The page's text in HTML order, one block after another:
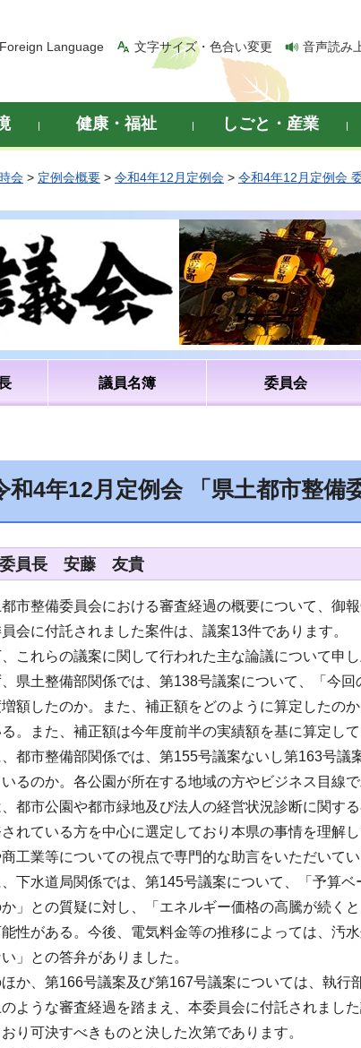
Foreign Language 文字サイズ・色合い変更 音声読み
健康・福祉 しごと・産業
会 > 定例会概要 > 令和4年12月定例会 > 令和4年12月定例会
議員名簿 委員会
和4年12月定例会 「県土都市整備
員長 安藤 友貴
市整備委員会における審査経過の概要について、御報
会に付託されました案件は、議案13件であります。
、これらの議案に関して行われた主な論議について申し
、県土整備部関係では、第138号議案について、「今
額したのか。また、補正額をどのように算定したの
。また、補正額は今年度前半の実績額を基に算定し
都市整備部関係では、第155号議案ないし第163号
いるのか。各公園が所在する地域の方やビジネス目線
都市公園や都市緑地及び法人の経営状況診断に関す
れている方を中心に選定しており本県の事情を理解
工業等についての視点で専門的な助言をいただいて
下水道局関係では、第145号議案について、「予算
」との質疑に対し、「エネルギー価格の高騰が続く
能性がある。今後、電気料金等の推移によっては、汚
」との答弁がありました。
ほか、第166号議案及び第167号議案については、執行
のような審査経過を踏まえ、本委員会に付託されまし
り可決すべきものと決した次第であります。